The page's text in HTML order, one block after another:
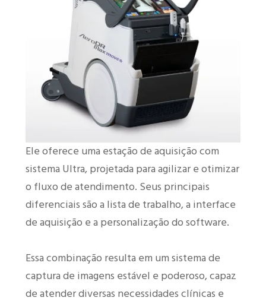
Ele oferece uma estação de aquisição com
sistema Ultra, projetada para agilizar e otimizar
o fluxo de atendimento. Seus principais
diferenciais são a lista de trabalho, a interface
de aquisição e a personalização do software.
Essa combinação resulta em um sistema de
captura de imagens estável e poderoso, capaz
de atender diversas necessidades clínicas e